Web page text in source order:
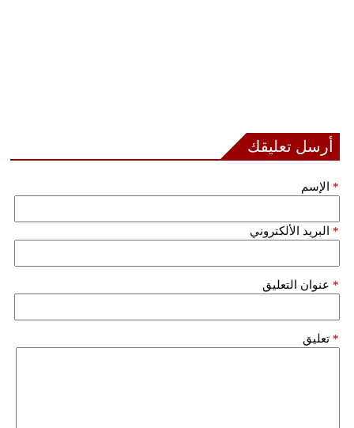
أرسل تعليقك
الإسم *
البريد الألكتروني *
عنوان التعليق *
تعليق *